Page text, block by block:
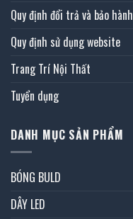
Quy định đổi trả và bảo hành
Quy định sử dụng website
Trang Trí Nội Thất
Tuyển dụng
DANH MỤC SẢN PHẨM
BÓNG BULD
DÂY LED